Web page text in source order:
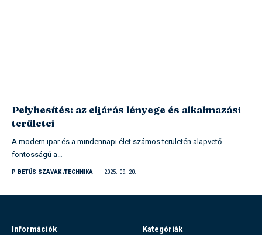
Pelyhesítés: az eljárás lényege és alkalmazási
területei
A modern ipar és a mindennapi élet számos területén alapvető
fontosságú a…
P BETŰS SZAVAK TECHNIKA 2025. 09. 20.
Információk
Kategóriák